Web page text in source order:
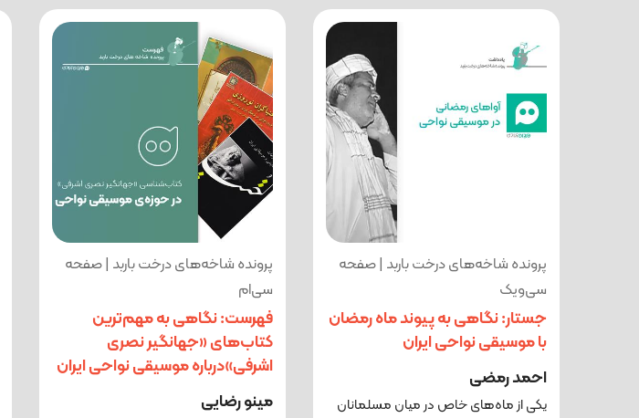
پرونده شاخه‌های درخت باربد | صفحه
سی‌ویک
جستار: نگاهی به پیوند ماه رمضان
با موسیقی نواحی ایران
احمد رمضی
یکی از ماه‌های خاص در میان مسلمانان
پرونده شاخه‌های درخت باربد | صفحه
سی‌ام
فهرست: نگاهی به مهم‌ترین
کتاب‌های «جهانگیر نصری
اشرفی»درباره موسیقی نواحی ایران
مینو رضایی